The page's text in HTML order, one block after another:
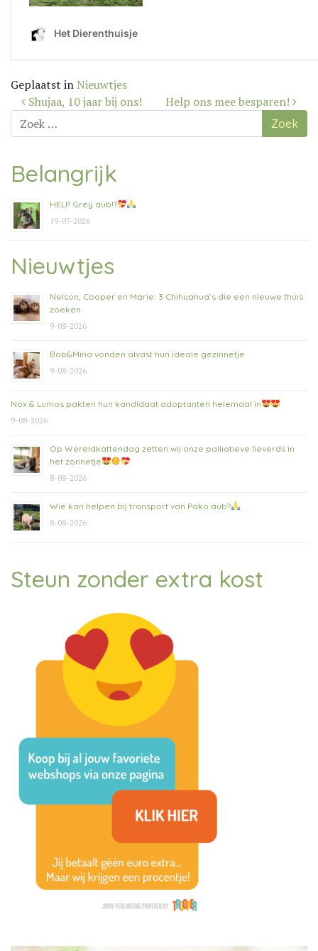
Geplaatst in Nieuwtjes
Bericht
navigatie
Shujaa, 10 jaar bij ons!
Help ons mee besparen!
Zoek
naar:
Belangrijk
HELP Grey aub!?
19-07-2026
Nieuwtjes
Nelson, Cooper en Marie: 3 Chihuahua’s die een nieuwe thuis
zoeken
9-08-2026
Bob&Mina vonden alvast hun ideale gezinnetje
9-08-2026
Nox & Lumos pakten hun kandidaat adoptanten helemaal in
9-08-2026
Op Wereldkattendag zetten wij onze palliatieve lieverds in
het zonnetje
8-08-2026
Wie kan helpen bij transport van Pako aub?
8-08-2026
Steun zonder extra kost